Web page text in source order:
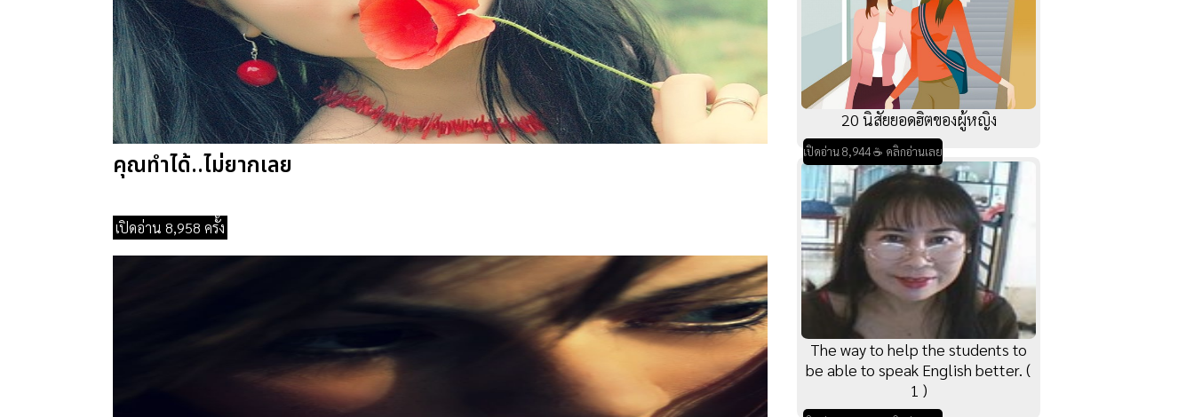
คุณทำได้..ไม่ยากเลย
เปิดอ่าน 8,958 ครั้ง
20 นิสัยยอดฮิตของผู้หญิง
เปิดอ่าน 8,944 ☕ คลิกอ่านเลย
The way to help the students to
be able to speak English better. (
1 )